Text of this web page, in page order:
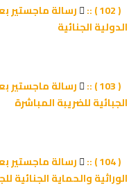
رسالة ماجستير
الدولية الجنائية
رسالة ماجستير
الجبائية للضريبة المباشرة
رسالة ماجستير
الوراثية والحماية الجنائية